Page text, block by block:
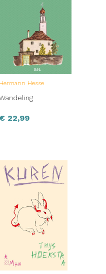
Hermann Hesse
22,99